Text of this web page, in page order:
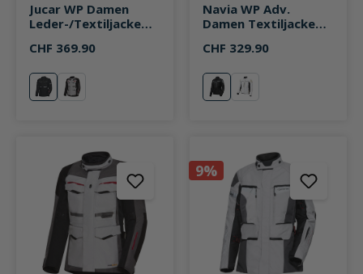
Jucar WP Damen
Leder-/Textiljacke
CHF 369.90
schwarzschwarz/grau
Navia WP Adv.
Damen Textiljacke
CHF 329.90
schwarz
weiß
9%